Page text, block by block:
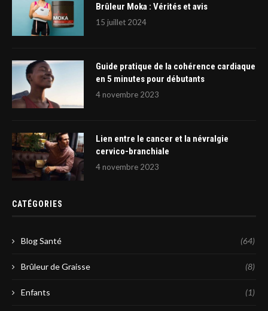
Brûleur Moka : Vérités et avis
15 juillet 2024
Guide pratique de la cohérence cardiaque
en 5 minutes pour débutants
4 novembre 2023
Lien entre le cancer et la névralgie
cervico-branchiale
4 novembre 2023
CATÉGORIES
Blog Santé (64)
Brûleur de Graisse (8)
Enfants (1)